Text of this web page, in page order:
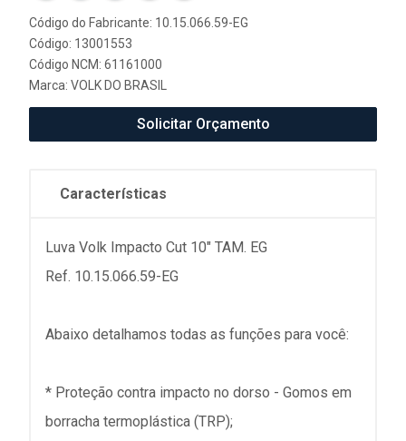
Código do Fabricante: 10.15.066.59-EG
Código: 13001553
Código NCM: 61161000
Marca: VOLK DO BRASIL
Solicitar Orçamento
Características
Luva Volk Impacto Cut 10" TAM. EG
Ref. 10.15.066.59-EG
Abaixo detalhamos todas as funções para você:
* Proteção contra impacto no dorso - Gomos em
borracha termoplástica (TRP);